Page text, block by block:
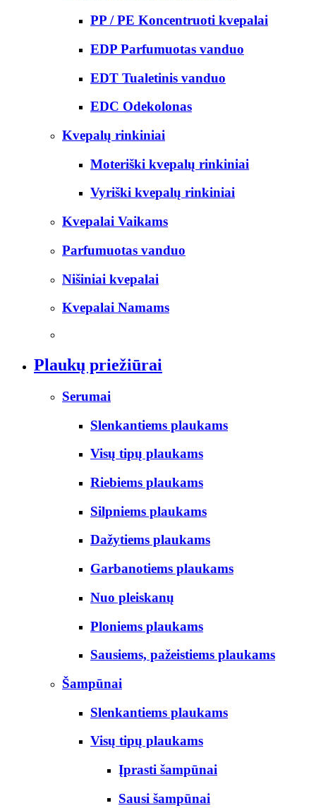
PP / PE Koncentruoti kvepalai
EDP Parfumuotas vanduo
EDT Tualetinis vanduo
EDC Odekolonas
Kvepalų rinkiniai
Moteriški kvepalų rinkiniai
Vyriški kvepalų rinkiniai
Kvepalai Vaikams
Parfumuotas vanduo
Nišiniai kvepalai
Kvepalai Namams
Plaukų priežiūrai
Serumai
Slenkantiems plaukams
Visų tipų plaukams
Riebiems plaukams
Silpniems plaukams
Dažytiems plaukams
Garbanotiems plaukams
Nuo pleiskanų
Ploniems plaukams
Sausiems, pažeistiems plaukams
Šampūnai
Slenkantiems plaukams
Visų tipų plaukams
Įprasti šampūnai
Sausi šampūnai